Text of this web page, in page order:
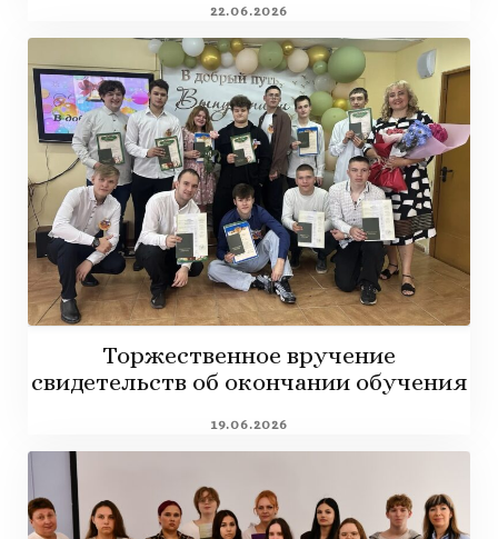
22.06.2026
Торжественное вручение
свидетельств об окончании обучения
19.06.2026